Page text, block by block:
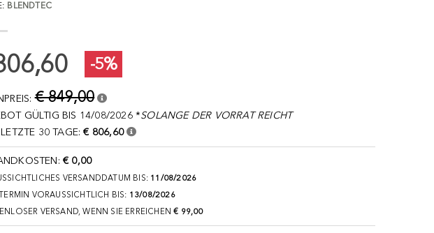
BLENDTEC
-5%
€ 849,00
GÜLTIG BIS 14/08/2026 *SOLANGE DER VORRAT REICHT
LETZTE 30 TAGE:€ 806,60
€ 0,00
VERSANDDATUM BIS: 11/08/2026
VORAUSSICHTLICH BIS: 13/08/2026
VERSAND, WENN SIE ERREICHEN€ 99,00